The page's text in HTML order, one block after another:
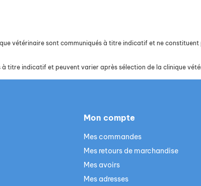
vétérinaire sont communiqués à titre indicatif et ne
titre indicatif et peuvent varier après sélection de la clinique
Mon compte
Mes commandes
Mes retours de marchandise
Mes avoirs
Mes adresses